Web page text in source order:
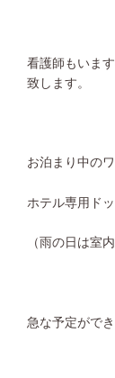
看護師もいま
致します。
お泊まり中の
ホテル専用ド
（雨の日は室内
急な予定がで